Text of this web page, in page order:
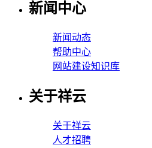
新闻中心
新闻动态
帮助中心
网站建设知识库
关于祥云
关于祥云
人才招聘